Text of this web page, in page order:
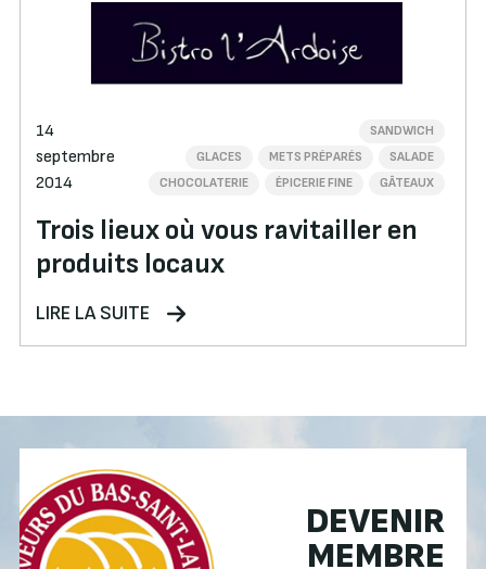
14
septembre
2014
CHOCOLATERIE ÉPICERIE FINE GÂTEAUX
GLACES METS PRÉPARÉS SALADE
SANDWICH
Trois lieux où vous ravitailler en
produits locaux
LIRE LA SUITE
DEVENIR
MEMBRE